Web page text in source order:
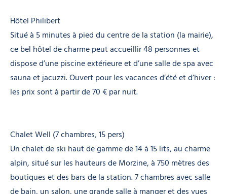
Hôtel Philibert
Situé à 5 minutes à pied du centre de la station (la mairie),
ce bel hôtel de charme peut accueillir 48 personnes et
dispose d’une piscine extérieure et d’une salle de spa avec
sauna et jacuzzi. Ouvert pour les vacances d’été et d’hiver :
les prix sont à partir de 70 € par nuit.
Chalet Well (7 chambres, 15 pers)
Un chalet de ski haut de gamme de 14 à 15 lits, au charme
alpin, situé sur les hauteurs de Morzine, à 750 mètres des
boutiques et des bars de la station. 7 chambres avec salle